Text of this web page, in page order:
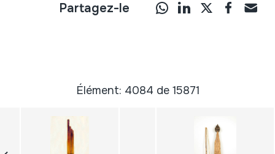
Partagez-le
Élément: 4084 de 15871